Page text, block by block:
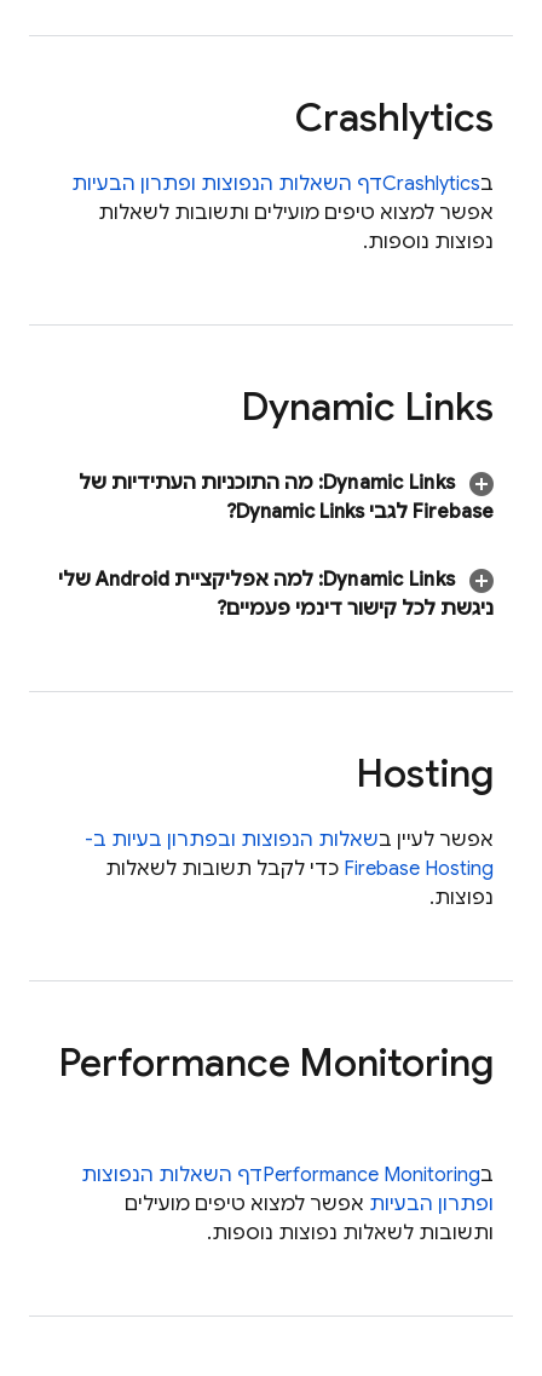
Crashlytics
בCrashlyticsדף השאלות הנפוצות ופתרון הבעיות
אפשר למצוא טיפים מועילים ותשובות לשאלות
נפוצות נוספות.
Dynamic Links
Dynamic Links
: מה התוכניות העתידיות של
Firebase לגבי
Dynamic Links
?
Dynamic Links
:
למה אפליקציית Android שלי
ניגשת לכל קישור דינמי פעמיים?
Hosting
אפשר לעיין בשאלות הנפוצות ובפתרון בעיות ב-
Firebase Hosting כדי לקבל תשובות לשאלות
נפוצות.
Performance Monitoring
בPerformance Monitoringדף השאלות הנפוצות
ופתרון הבעיות אפשר למצוא טיפים מועילים
ותשובות לשאלות נפוצות נוספות.